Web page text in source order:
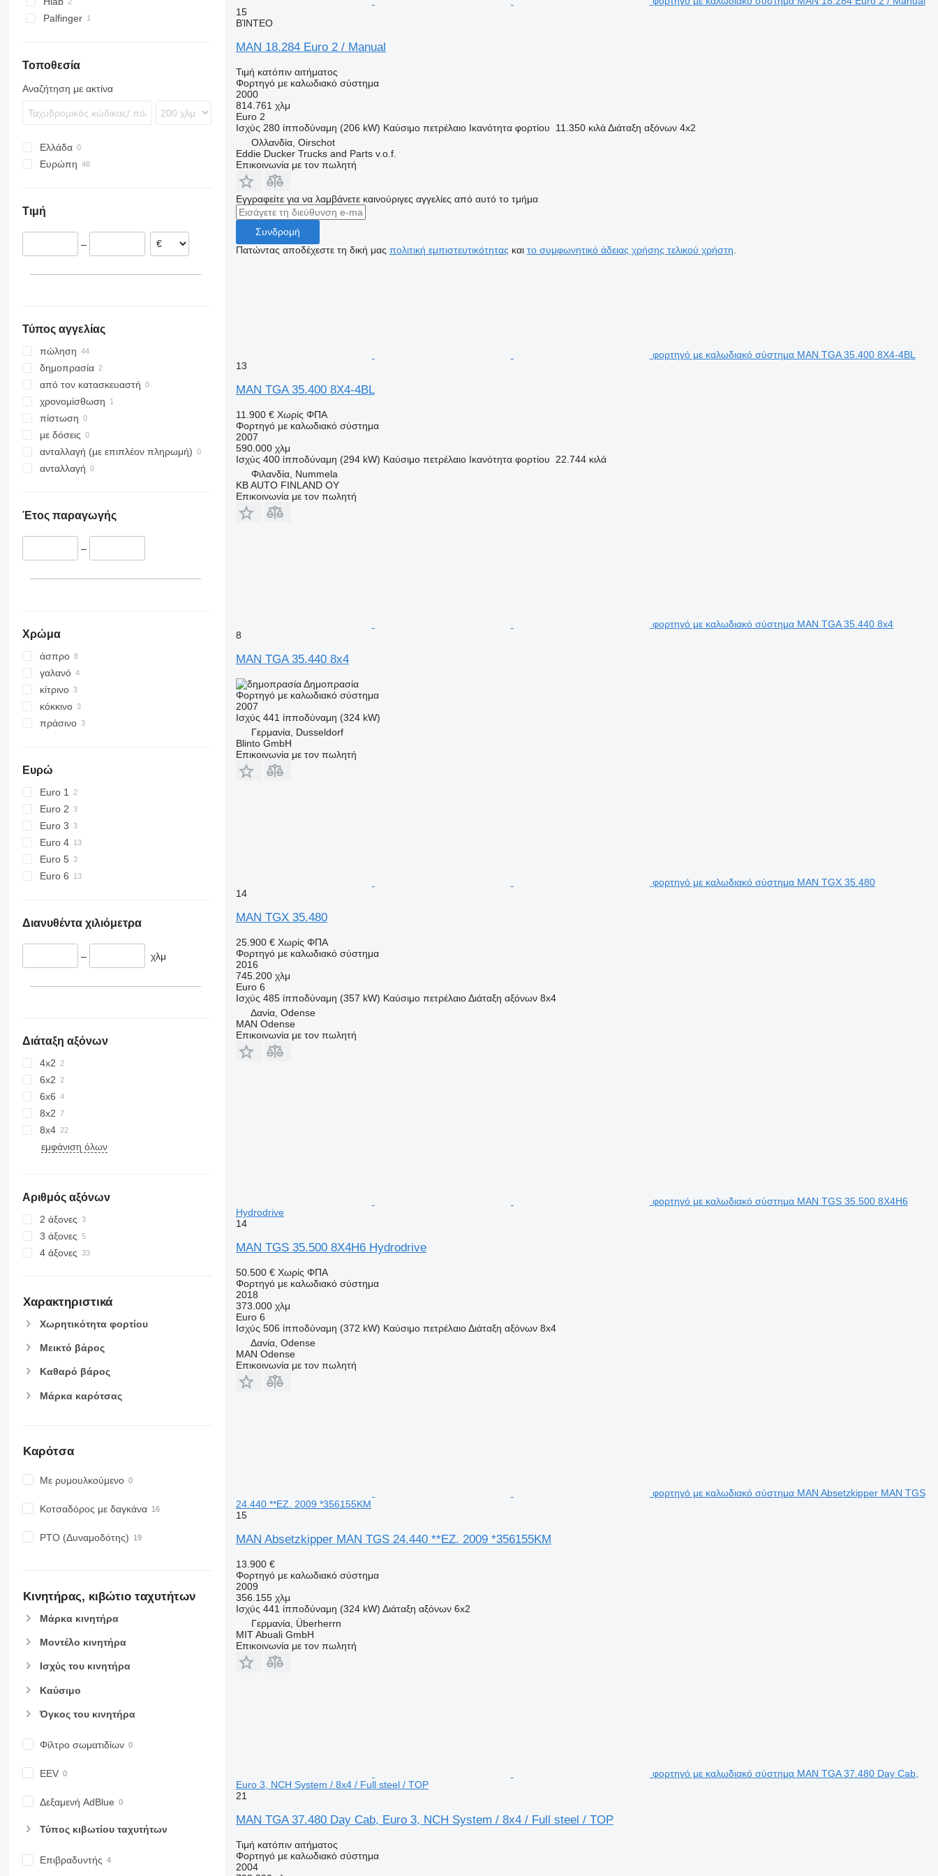
Palfinger
Τοποθεσία
Αναζήτηση με ακτίνα
Ελλάδα
Ευρώπη
Εσθονία
Πολωνία
Τιμή
–
Τύπος αγγελίας
πώληση
δημοπρασία
από τον κατασκευαστή
χρονομίσθωση
πίστωση
με δόσεις
ανταλλαγή (με επιπλέον πληρωμή)
ανταλλαγή
Έτος παραγωγής
–
Χρώμα
άσπρο
γαλανό
κίτρινο
κόκκινο
πράσινο
Ευρώ
Euro 1
Euro 2
Euro 3
Euro 4
Euro 5
Euro 6
Διανυθέντα χιλιόμετρα
– χλμ
Διάταξη αξόνων
4x2
6x2
6x6
8x2
8x4
εμφάνιση όλων
Αριθμός αξόνων
2 άξονες
3 άξονες
4 άξονες
Χαρακτηριστικά
Χωρητικότητα φορτίου
Μεικτό βάρος
Καθαρό βάρος
Μάρκα καρότσας
Καρότσα
Με ρυμουλκούμενο
Κοτσαδόρος με δαγκάνα
PTO (Δυναμοδότης)
Κινητήρας, κιβώτιο ταχυτήτων
Μάρκα κινητήρα
Μοντέλο κινητήρα
Ισχύς του κινητήρα
Καύσιμο
Όγκος του κινητήρα
Φίλτρο σωματιδίων
EEV
Δεξαμενή AdBlue
Τύπος κιβωτίου ταχυτήτων
Επιβραδυντής
15
ΒΊΝΤΕΟ
MAN 18.284 Euro 2 / Manual
Τιμή κατόπιν αιτήματος
Φορτηγό με καλωδιακό σύστημα
2000
814.761 χλμ
Euro 2
Ισχύς 280 ίπποδύναμη (206 kW) Καύσιμο πετρέλαιο Ικανότητα φορτίου 11.350 κιλά Διάταξη αξόνων 4x2
Ολλανδία, Oirschot
Eddie Ducker Trucks and Parts v.o.f.
Επικοινωνία με τον πωλητή
Εγγραφείτε για να λαμβάνετε καινούριγες αγγελίες από αυτό το τμήμα
Συνδρομή
Πατώντας αποδέχεστε τη δική μας πολιτική εμπιστευτικότητας και το συμφωνητικό άδειας χρήσης τελικού χρήστη
φορτηγό με καλωδιακό σύστημα MAN TGA 35.400 8X4-4BL
13
MAN TGA 35.400 8X4-4BL
11.900 € Χωρίς ΦΠΑ
Φορτηγό με καλωδιακό σύστημα
2007
590.000 χλμ
Ισχύς 400 ίπποδύναμη (294 kW) Καύσιμο πετρέλαιο Ικανότητα φορτίου
22.744 κιλά
Φιλανδία, Nummela
KB AUTO FINLAND OY
Επικοινωνία με τον πωλητή
φορτηγό με καλωδιακό σύστημα MAN TGA 35.440 8x4
8
MAN TGA 35.440 8x4
Δημοπρασία
Φορτηγό με καλωδιακό σύστημα
2007
Ισχύς 441 ίπποδύναμη (324 kW)
Γερμανία, Dusseldorf
Blinto GmbH
Επικοινωνία με τον πωλητή
φορτηγό με καλωδιακό σύστημα MAN TGX 35.480
14
MAN TGX 35.480
25.900 € Χωρίς ΦΠΑ
Φορτηγό με καλωδιακό σύστημα
2016
745.200 χλμ
Euro 6
Ισχύς 485 ίπποδύναμη (357 kW) Καύσιμο πετρέλαιο Διάταξη αξόνων 8x4
Δανία, Odense
MAN Odense
Επικοινωνία με τον πωλητή
φορτηγό με καλωδιακό σύστημα MAN TGS 35.500 8X4H6
Hydrodrive
14
MAN TGS 35.500 8X4H6 Hydrodrive
50.500 € Χωρίς ΦΠΑ
Φορτηγό με καλωδιακό σύστημα
2018
373.000 χλμ
Euro 6
Ισχύς 506 ίπποδύναμη (372 kW) Καύσιμο πετρέλαιο Διάταξη αξόνων 8x4
Δανία, Odense
MAN Odense
Επικοινωνία με τον πωλητή
φορτηγό με καλωδιακό σύστημα MAN Absetzkipper MAN TGS
24.440 **EZ. 2009 *356155KM
15
MAN Absetzkipper MAN TGS 24.440 **EZ. 2009 *356155KM
13.900 €
Φορτηγό με καλωδιακό σύστημα
2009
356.155 χλμ
Ισχύς 441 ίπποδύναμη (324 kW) Διάταξη αξόνων 6x2
Γερμανία, Überherrn
MIT Abuali GmbH
Επικοινωνία με τον πωλητή
φορτηγό με καλωδιακό σύστημα MAN TGA 37.480 Day Cab,
Euro 3, NCH System / 8x4 / Full steel / TOP
21
MAN TGA 37.480 Day Cab, Euro 3, NCH System / 8x4 / Full steel / TOP
Τιμή κατόπιν αιτήματος
Φορτηγό με καλωδιακό σύστημα
2004